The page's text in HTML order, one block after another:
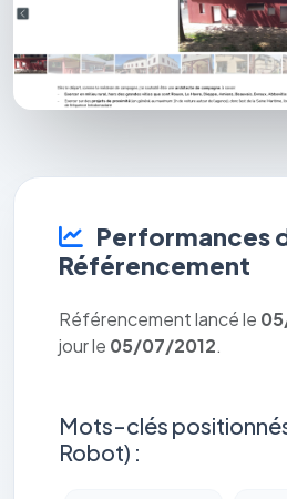
Performances
Référencement
Référencement lancé le
jour le 05/07/2012.
Mots-clés
Robot) :